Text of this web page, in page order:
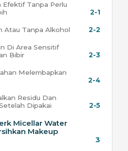
Efektif Tanpa Perlu
2-1
Atau Tanpa Alkohol 2-2
Di Area Sensitif
Bibir
2-3
Melembapkan
2-4
Residu Dan
Dipakai
2-5
Micellar Water
Makeup
3